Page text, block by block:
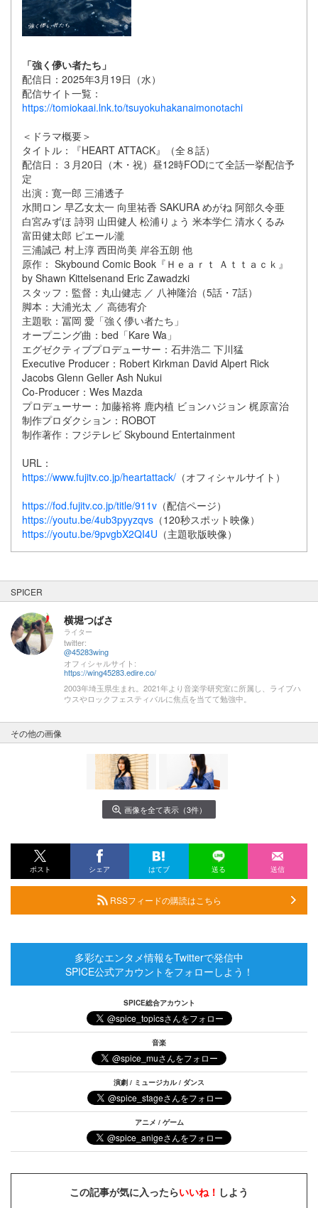
「強く儚い者たち」
配信日：2025年3月19日（水）
配信サイト一覧：
https://tomiokaai.lnk.to/tsuyokuhakanaimonotachi
＜ドラマ概要＞
タイトル：『HEART ATTACK』（全８話）
配信日：３月20日（木・祝）昼12時FODにて全話一挙配信予
定
出演：寛一郎 三浦透子
水間ロン 早乙女太一 向里祐香 SAKURA めがね 阿部久令亜
白宮みずほ 詩羽 山田健人 松浦りょう 米本学仁 清水くるみ
富田健太郎 ピエール瀧
三浦誠己 村上淳 西田尚美 岸谷五朗 他
原作： Skybound Comic Book『Ｈｅａｒｔ Ａｔｔａｃｋ』
by Shawn Kittelsenand Eric Zawadzki
スタッフ：監督：丸山健志 ／ 八神隆治（5話・7話）
脚本：大浦光太 ／ 高徳宥介
主題歌：冨岡 愛「強く儚い者たち」
オープニング曲：bed「Kare Wa」
エグゼクティブプロデューサー：石井浩二 下川猛
Executive Producer：Robert Kirkman David Alpert Rick
Jacobs Glenn Geller Ash Nukui
Co-Producer：Wes Mazda
プロデューサー：加藤裕将 鹿内植 ビョンハジョン 梶原富治
制作プロダクション：ROBOT
制作著作：フジテレビ Skybound Entertainment
URL：
https://www.fujitv.co.jp/heartattack/ （オフィシャルサイト）
https://fod.fujitv.co.jp/title/911v （配信ページ）
https://youtu.be/4ub3pyyzqvs （120秒スポット映像）
https://youtu.be/9pvgbX2QI4U （主題歌版映像）
SPICER
横堀つばさ
ライター
twitter:
@45283wing
オフィシャルサイト:
https://wing45283.edire.co/
2003年埼玉県生まれ。2021年より音楽学研究室に所属し、ライブハ
ウスやロックフェスティバルに焦点を当てて勉強中。
その他の画像
画像を全て表示（3件）
ポスト シェア はてブ 送る 送信
RSSフィードの購読はこちら
多彩なエンタメ情報をTwitterで発信中
SPICE公式アカウントをフォローしよう！
SPICE総合アカウント
音楽
演劇 / ミュージカル / ダンス
アニメ / ゲーム
この記事が気に入ったらいいね！ しよう